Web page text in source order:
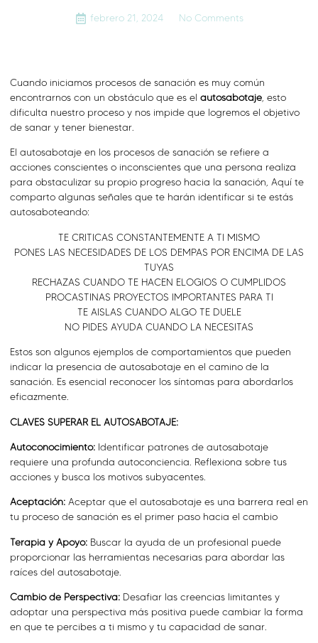
febrero 21, 2024 No Comments
Cuando iniciamos procesos de sanación es muy común
encontrarnos con un obstáculo que es el autosabotaje, esto
dificulta nuestro proceso y nos impide que logremos el objetivo
de sanar y tener bienestar.
El autosabotaje en los procesos de sanación se refiere a
acciones conscientes o inconscientes que una persona realiza
para obstaculizar su propio progreso hacia la sanación, Aquí te
comparto algunas señales que te harán identificar si te estás
autosaboteando:
TE CRITICAS CONSTANTEMENTE A TI MISMO
PONES LAS NECESIDADES DE LOS DEMPAS POR ENCIMA DE LAS
TUYAS
RECHAZAS CUANDO TE HACEN ELOGIOS O CUMPLIDOS
PROCASTINAS PROYECTOS IMPORTANTES PARA TI
TE AISLAS CUANDO ALGO TE DUELE
NO PIDES AYUDA CUANDO LA NECESITAS
Estos son algunos ejemplos de comportamientos que pueden
indicar la presencia de autosabotaje en el camino de la
sanación. Es esencial reconocer los síntomas para abordarlos
eficazmente.
CLAVES SUPERAR EL AUTOSABOTAJE:
Autoconocimiento: Identificar patrones de autosabotaje
requiere una profunda autoconciencia. Reflexiona sobre tus
acciones y busca los motivos subyacentes.
Aceptación: Aceptar que el autosabotaje es una barrera real en
tu proceso de sanación es el primer paso hacia el cambio
Terapia y Apoyo: Buscar la ayuda de un profesional puede
proporcionar las herramientas necesarias para abordar las
raíces del autosabotaje.
Cambio de Perspectiva: Desafiar las creencias limitantes y
adoptar una perspectiva más positiva puede cambiar la forma
en que te percibes a ti mismo y tu capacidad de sanar.